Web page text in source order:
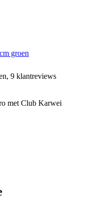
groen
9 klantreviews
met Club Karwei